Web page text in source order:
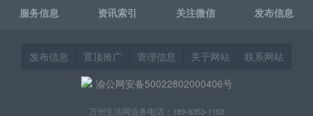
服务信息
资讯索引 关注微信 发布信息
发布信息 置顶推广 管理信息 关于网站
联系网站
渝公网安备50022802000406号
万州生活网业务电话：189-8353-1163